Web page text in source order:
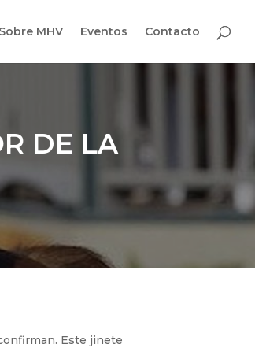
Sobre MHV Eventos Contacto
DE LA
Este jinete